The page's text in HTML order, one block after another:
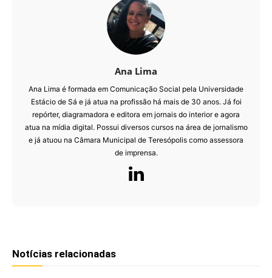
Ana Lima
Ana Lima é formada em Comunicação Social pela Universidade
Estácio de Sá e já atua na profissão há mais de 30 anos. Já foi
repórter, diagramadora e editora em jornais do interior e agora
atua na mídia digital. Possui diversos cursos na área de jornalismo
e já atuou na Câmara Municipal de Teresópolis como assessora
de imprensa.
Notícias relacionadas